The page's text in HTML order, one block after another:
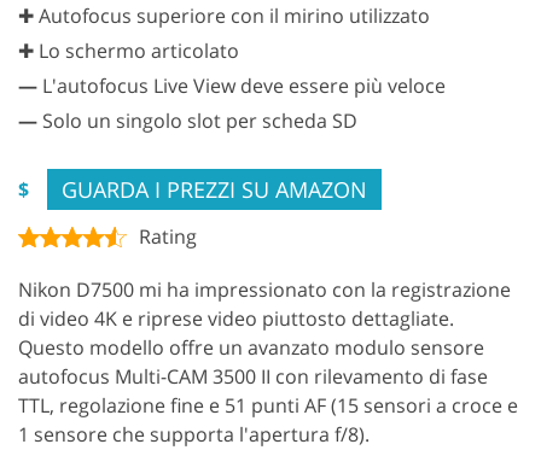
✚ Autofocus superiore con il mirino utilizzato
✚ Lo schermo articolato
— L'autofocus Live View deve essere più veloce
— Solo un singolo slot per scheda SD
$ GUARDA I PREZZI SU AMAZON
Rating
Nikon D7500 mi ha impressionato con la registrazione
di video 4K e riprese video piuttosto dettagliate.
Questo modello offre un avanzato modulo sensore
autofocus Multi-CAM 3500 II con rilevamento di fase
TTL, regolazione fine e 51 punti AF (15 sensori a croce e
1 sensore che supporta l'apertura f/8).